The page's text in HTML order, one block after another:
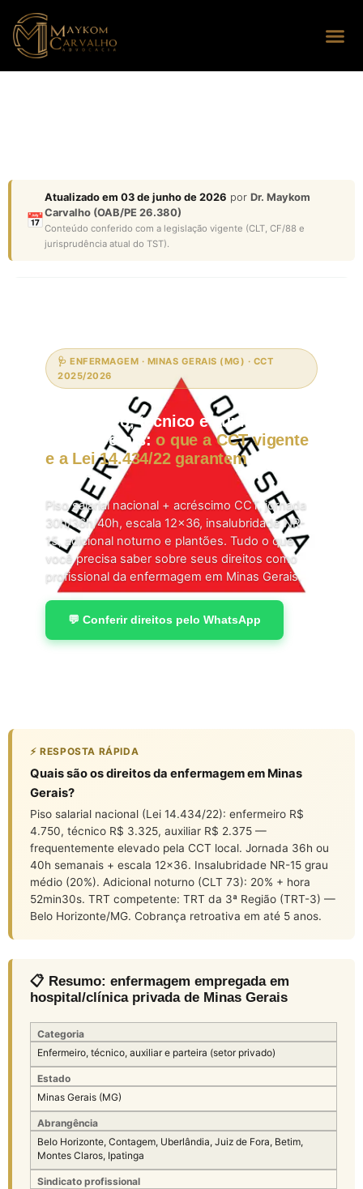
📅
Atualizado em 03 de junho de 2026 por Dr. Maykom
Carvalho (OAB/PE 26.380)
Conteúdo conferido com a legislação vigente (CLT, CF/88 e
jurisprudência atual do TST).
🩺 ENFERMAGEM · MINAS GERAIS (MG) · CCT
2025/2026
Enfermeiro, técnico e auxiliar em
Minas Gerais:o que a CCT vigente
e a Lei 14.434/22 garantemem
2026.
Piso salarial nacional + acréscimo CCT, jornada
30h/36h/40h, escala 12×36, insalubridade NR-
15, adicional noturno e plantões. Tudo o que
você precisa saber sobre seus direitos como
profissional da enfermagem em Minas Gerais.
💬 Conferir direitos pelo WhatsApp
⚡ RESPOSTA RÁPIDA
Quais são os direitos da enfermagem em Minas
Gerais?
Piso salarial nacional (Lei 14.434/22): enfermeiro R$
4.750, técnico R$ 3.325, auxiliar R$ 2.375 —
frequentemente elevado pela CCT local. Jornada 36h ou
40h semanais + escala 12×36. Insalubridade NR-15 grau
médio (20%). Adicional noturno (CLT 73): 20% + hora
52min30s. TRT competente: TRT da 3ª Região (TRT-3) —
Belo Horizonte/MG. Cobrança retroativa em até 5 anos.
📋 Resumo: enfermagem empregada em
hospital/clínica privada de Minas Gerais
Categoria
Enfermeiro, técnico, auxiliar e parteira (setor privado)
Estado
Minas Gerais (MG)
Abrangência
Belo Horizonte, Contagem, Uberlândia, Juiz de Fora, Betim,
Montes Claros, Ipatinga
Sindicato profissional